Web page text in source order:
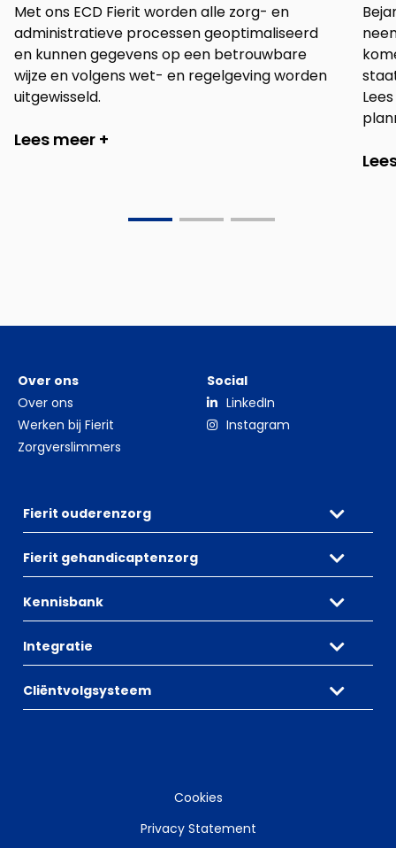
Met ons ECD Fierit worden alle zorg- en
administratieve processen geoptimaliseerd
en kunnen gegevens op een betrouwbare
wijze en volgens wet- en regelgeving worden
uitgewisseld.
Lees meer +
Go
Go
Go
Over ons
Over ons
Werken bij Fierit
Zorgverslimmers
Social
LinkedIn
Instagram
Fierit ouderenzorg
Fierit gehandicaptenzorg
Kennisbank
Integratie
Cliëntvolgsysteem
Cookies
Privacy Statement